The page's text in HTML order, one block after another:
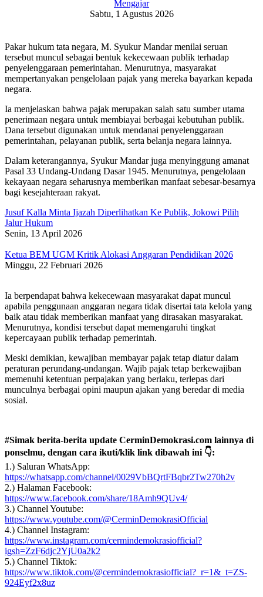
Mengajar
Sabtu, 1 Agustus 2026
Pakar hukum tata negara, M. Syukur Mandar menilai seruan
tersebut muncul sebagai bentuk kekecewaan publik terhadap
penyelenggaraan pemerintahan. Menurutnya, masyarakat
mempertanyakan pengelolaan pajak yang mereka bayarkan kepada
negara.
Ia menjelaskan bahwa pajak merupakan salah satu sumber utama
penerimaan negara untuk membiayai berbagai kebutuhan publik.
Dana tersebut digunakan untuk mendanai penyelenggaraan
pemerintahan, pelayanan publik, serta belanja negara lainnya.
Dalam keterangannya, Syukur Mandar juga menyinggung amanat
Pasal 33 Undang-Undang Dasar 1945. Menurutnya, pengelolaan
kekayaan negara seharusnya memberikan manfaat sebesar-besarnya
bagi kesejahteraan rakyat.
Jusuf Kalla Minta Ijazah Diperlihatkan Ke Publik, Jokowi Pilih
Jalur Hukum
Senin, 13 April 2026
Ketua BEM UGM Kritik Alokasi Anggaran Pendidikan 2026
Minggu, 22 Februari 2026
Ia berpendapat bahwa kekecewaan masyarakat dapat muncul
apabila penggunaan anggaran negara tidak disertai tata kelola yang
baik atau tidak memberikan manfaat yang dirasakan masyarakat.
Menurutnya, kondisi tersebut dapat memengaruhi tingkat
kepercayaan publik terhadap pemerintah.
Meski demikian, kewajiban membayar pajak tetap diatur dalam
peraturan perundang-undangan. Wajib pajak tetap berkewajiban
memenuhi ketentuan perpajakan yang berlaku, terlepas dari
munculnya berbagai opini maupun ajakan yang beredar di media
sosial.
#Simak berita-berita update CerminDemokrasi.com lainnya di
ponselmu, dengan cara ikuti/klik link dibawah ini 👇:
1.) Saluran WhatsApp:
https://whatsapp.com/channel/0029VbBQrtFBqbr2Tw270h2v
2.) Halaman Facebook:
https://www.facebook.com/share/18Amh9QUv4/
3.) Channel Youtube:
https://www.youtube.com/@CerminDemokrasiOfficial
4.) Channel Instagram:
https://www.instagram.com/cermindemokrasiofficial?
igsh=ZzF6djc2YjU0a2k2
5.) Channel Tiktok:
https://www.tiktok.com/@cermindemokrasiofficial?_r=1&_t=ZS-
924Eyf2x8uz